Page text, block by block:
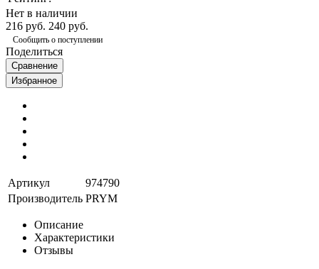
Нет в наличии
216 руб. 240 руб.
Сообщить о поступлении
Поделиться
Сравнение
Избранное
Артикул
974790
Производитель PRYM
Описание
Характеристики
Отзывы